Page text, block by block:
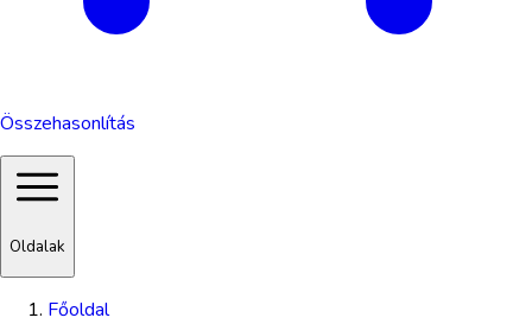
Összehasonlítás
Oldalak
Főoldal